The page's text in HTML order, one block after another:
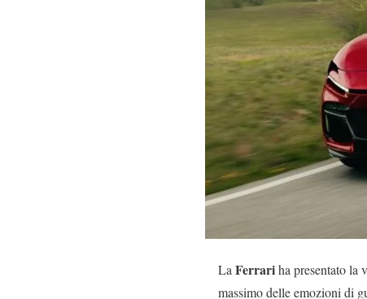
La Ferrariha presentato la
massimo delle emozioni di